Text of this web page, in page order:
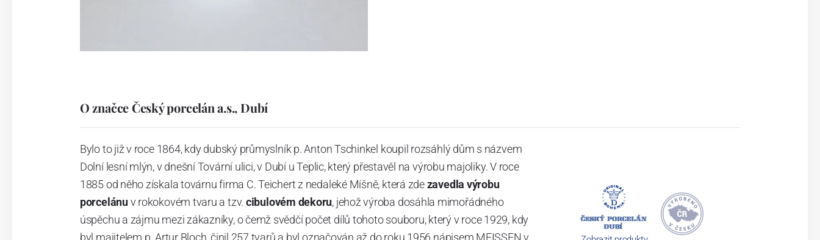
O značce Český porcelán a.s., Dubí
Bylo to již v roce 1864, kdy dubský průmyslník p. Anton Tschinkel koupil rozsáhlý dům s názvem
Dolní lesní mlýn, v dnešní Tovární ulici, v Dubí u Teplic, který přestavěl na výrobu majoliky. V roce
1885 od něho získala továrnu firma C. Teichert z nedaleké Míšně, která zdezavedla výrobu
porcelánuv rokokovém tvaru a tzv. cibulovém dekoru, jehož výroba dosáhla mimořádného
úspěchu a zájmu mezi zákazníky, o čemž svědčí počet dílů tohoto souboru, který v roce 1929, kdy
byl majitelem p. Artur Bloch, činil 257 tvarů a byl označován až do roku 1956 nápisem MEISSEN v